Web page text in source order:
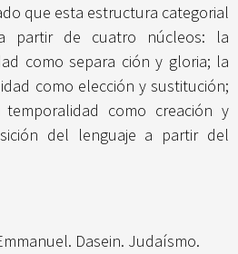
que esta estructura categorial
partir de cuatro núcleos: la
como separa ción y gloria; la
como elección y sustitución;
como creación y
del lenguaje a partir del
Dasein. Judaísmo.